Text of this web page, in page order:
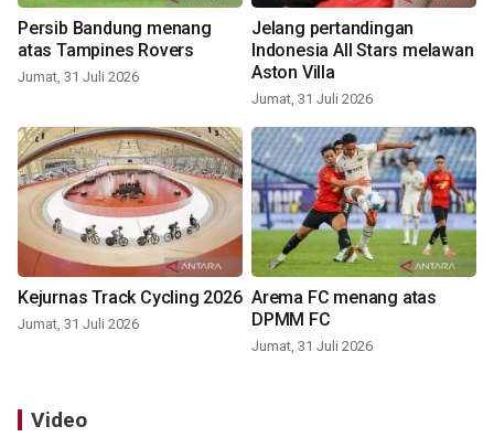
Persib Bandung menang
atas Tampines Rovers
Jumat, 31 Juli 2026
Jelang pertandingan
Indonesia All Stars melawan
Aston Villa
Jumat, 31 Juli 2026
Kejurnas Track Cycling 2026
Jumat, 31 Juli 2026
Arema FC menang atas
DPMM FC
Jumat, 31 Juli 2026
Video